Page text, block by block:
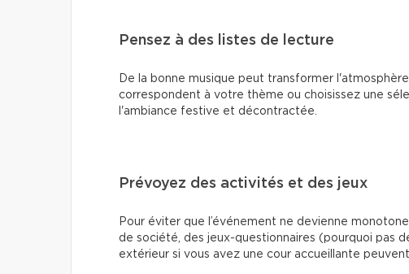
Pensez à des listes de lecture
De la bonne musique peut transformer
correspondent à votre thème ou choisissez une
l'ambiance festive et décontractée.
Prévoyez des activités et des jeux
Pour éviter que l’événement ne devienne
de société, des jeux-questionnaires (pourquoi pas
extérieur si vous avez une cour accueillante